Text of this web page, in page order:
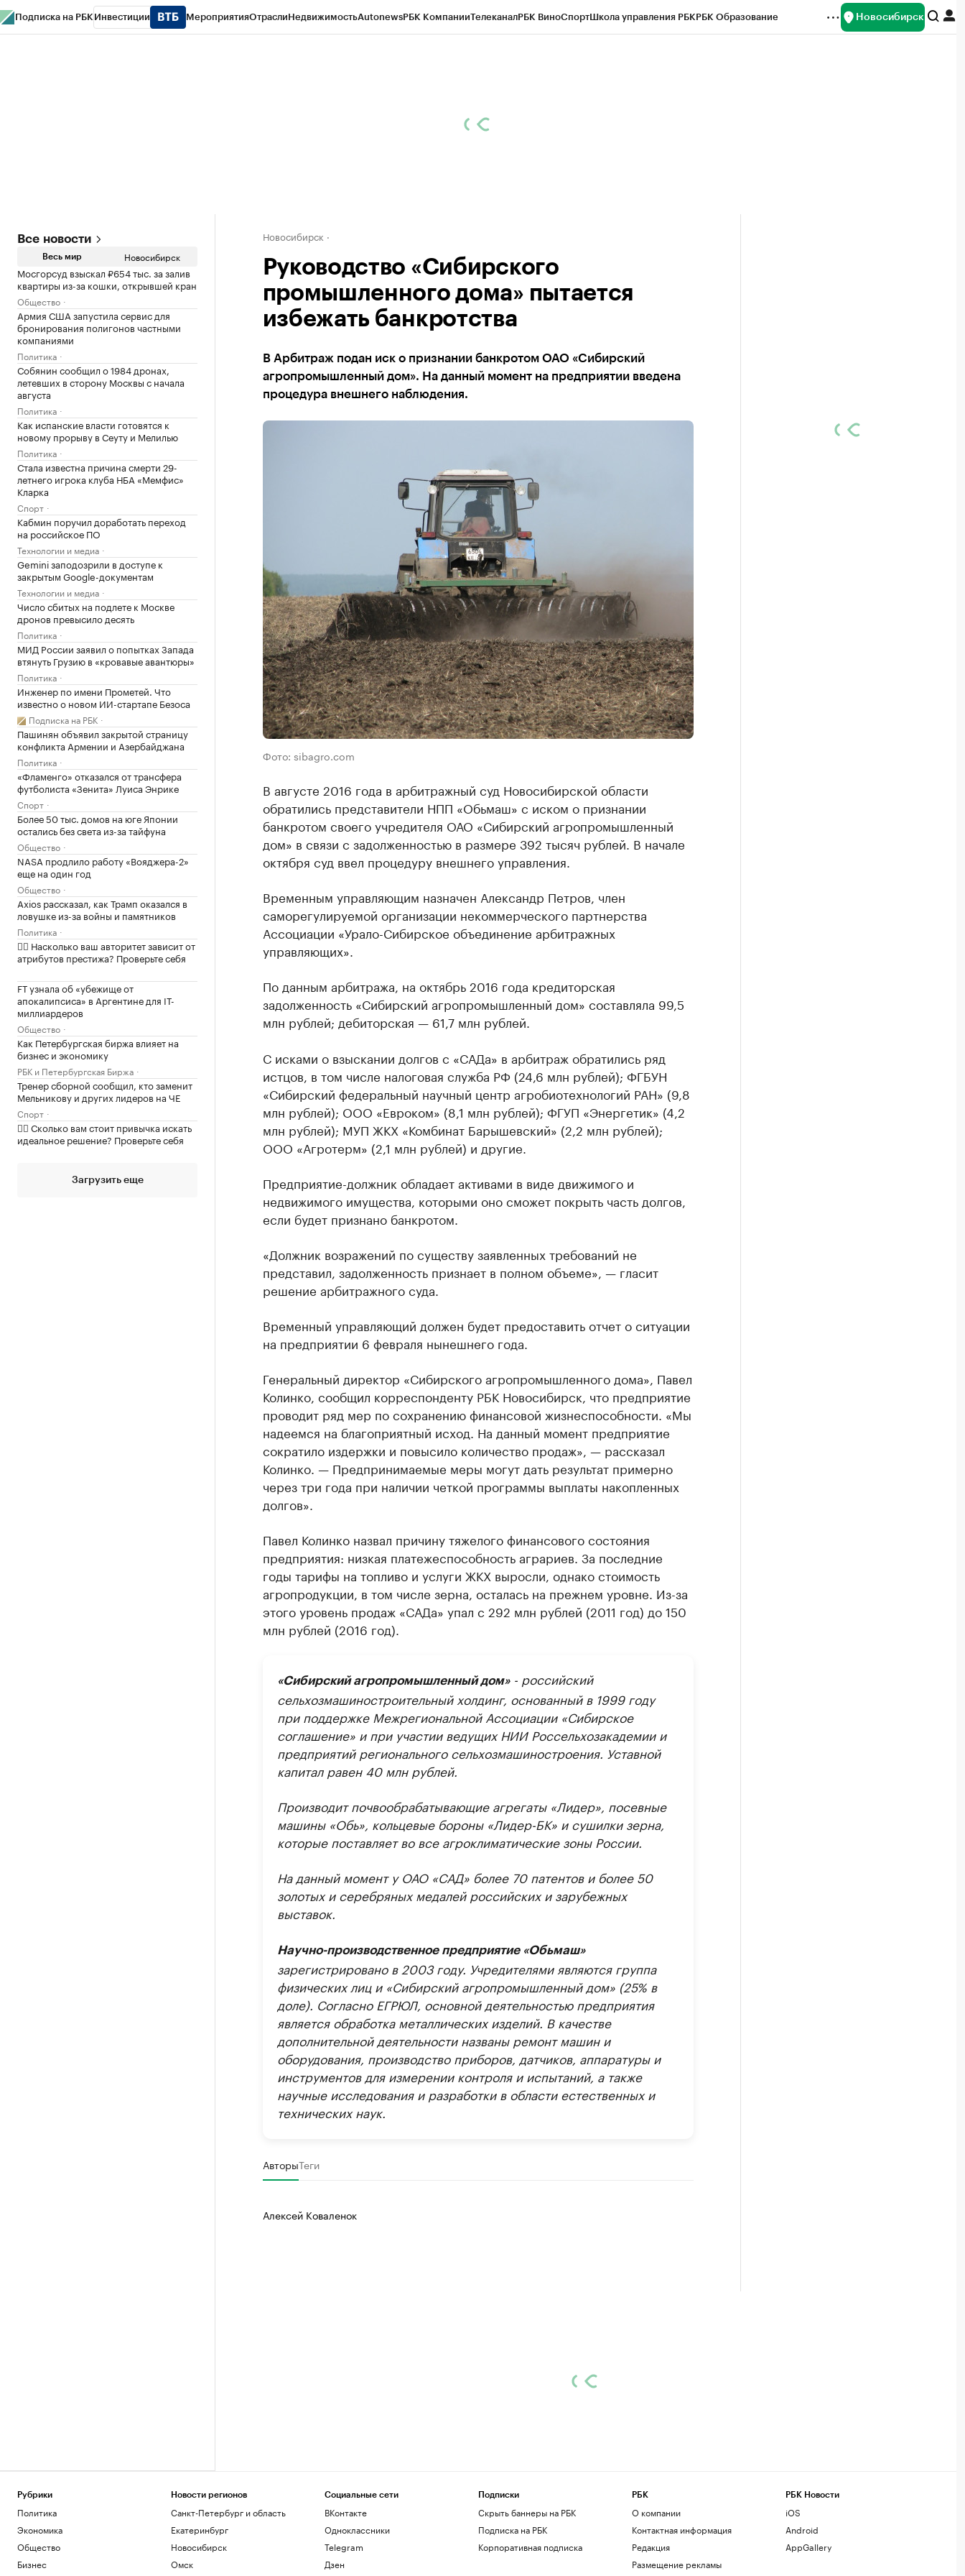
Подписка на РБК Инвестиции МероприятияОтраслиНедвижимостьAutonewsРБК КомпанииТелеканалРБК ВиноСпортШкола управления РБКРБК Образование Новосибирск
Все новости
Весь мир Новосибирск
Мосгорсуд взыскал ₽654 тыс. за залив
квартиры из-за кошки, открывшей кран
Общество
Армия США запустила сервис для
бронирования полигонов частными
компаниями
Политика
Собянин сообщил о 1984 дронах,
летевших в сторону Москвы с начала
августа
Политика
Как испанские власти готовятся к
новому прорыву в Сеуту и Мелилью
Политика
Стала известна причина смерти 29-
летнего игрока клуба НБА «Мемфис»
Кларка
Спорт
Кабмин поручил доработать переход
на российское ПО
Технологии и медиа
Gemini заподозрили в доступе к
закрытым Google-документам
Технологии и медиа
Число сбитых на подлете к Москве
дронов превысило десять
Политика
МИД России заявил о попытках Запада
втянуть Грузию в «кровавые авантюры»
Политика
Инженер по имени Прометей. Что
известно о новом ИИ-стартапе Безоса
Подписка на РБК
Пашинян объявил закрытой страницу
конфликта Армении и Азербайджана
Политика
«Фламенго» отказался от трансфера
футболиста «Зенита» Луиса Энрике
Спорт
Более 50 тыс. домов на юге Японии
остались без света из-за тайфуна
Общество
NASA продлило работу «Вояджера-2»
еще на один год
Общество
Axios рассказал, как Трамп оказался в
ловушке из-за войны и памятников
Политика
✍🏻 Насколько ваш авторитет зависит от
атрибутов престижа? Проверьте себя
FT узнала об «убежище от
апокалипсиса» в Аргентине для IT-
миллиардеров
Общество
Как Петербургская биржа влияет на
бизнес и экономику
РБК и Петербургская Биржа
Тренер сборной сообщил, кто заменит
Мельникову и других лидеров на ЧЕ
Спорт
✍🏻 Сколько вам стоит привычка искать
идеальное решение? Проверьте себя
Загрузить еще
Новосибирск
Руководство «Сибирского
промышленного дома» пытается
избежать банкротства
В Арбитраж подан иск о признании банкротом ОАО «Сибирский
агропромышленный дом». На данный момент на предприятии введена
процедура внешнего наблюдения.
Фото: sibagro.com
В августе 2016 года в арбитражный суд Новосибирской области
обратились представители НПП «Обьмаш» с иском о признании
банкротом своего учредителя ОАО «Сибирский агропромышленный
дом» в связи с задолженностью в размере 392 тысяч рублей. В начале
октября суд ввел процедуру внешнего управления.
Временным управляющим назначен Александр Петров, член
саморегулируемой организации некоммерческого партнерства
Ассоциации «Урало-Сибирское объединение арбитражных
управляющих».
По данным арбитража, на октябрь 2016 года кредиторская
задолженность «Сибирский агропромышленный дом» составляла 99,5
млн рублей; дебиторская — 61,7 млн рублей.
С исками о взыскании долгов с «САДа» в арбитраж обратились ряд
истцов, в том числе налоговая служба РФ (24,6 млн рублей); ФГБУН
«Сибирский федеральный научный центр агробиотехнологий РАН» (9,8
млн рублей); ООО «Евроком» (8,1 млн рублей); ФГУП «Энергетик» (4,2
млн рублей); МУП ЖКХ «Комбинат Барышевский» (2,2 млн рублей);
ООО «Агротерм» (2,1 млн рублей) и другие.
Предприятие-должник обладает активами в виде движимого и
недвижимого имущества, которыми оно сможет покрыть часть долгов,
если будет признано банкротом.
«Должник возражений по существу заявленных требований не
представил, задолженность признает в полном объеме», — гласит
решение арбитражного суда.
Временный управляющий должен будет предоставить отчет о ситуации
на предприятии 6 февраля нынешнего года.
Генеральный директор «Сибирского агропромышленного дома», Павел
Колинко, сообщил корреспонденту РБК Новосибирск, что предприятие
проводит ряд мер по сохранению финансовой жизнеспособности. «Мы
надеемся на благоприятный исход. На данный момент предприятие
сократило издержки и повысило количество продаж», — рассказал
Колинко. — Предпринимаемые меры могут дать результат примерно
через три года при наличии четкой программы выплаты накопленных
долгов».
Павел Колинко назвал причину тяжелого финансового состояния
предприятия: низкая платежеспособность аграриев. За последние
годы тарифы на топливо и услуги ЖКХ выросли, однако стоимость
агропродукции, в том числе зерна, осталась на прежнем уровне. Из-за
этого уровень продаж «САДа» упал с 292 млн рублей (2011 год) до 150
млн рублей (2016 год).
«Сибирский агропромышленный дом»- российский
сельхозмашиностроительный холдинг, основанный в 1999 году
при поддержке Межрегиональной Ассоциации «Сибирское
соглашение» и при участии ведущих НИИ Россельхозакадемии и
предприятий регионального сельхозмашиностроения. Уставной
капитал равен 40 млн рублей.
Производит почвообрабатывающие агрегаты «Лидер», посевные
машины «Обь», кольцевые бороны «Лидер-БК» и сушилки зерна,
которые поставляет во все агроклиматические зоны России.
На данный момент у ОАО «САД» более 70 патентов и более 50
золотых и серебряных медалей российских и зарубежных
выставок.
Научно-производственное предприятие «Обьмаш»
зарегистрировано в 2003 году. Учредителями являются группа
физических лиц и «Сибирский агропромышленный дом» (25% в
доле). Согласно ЕГРЮЛ, основной деятельностью предприятия
является обработка металлических изделий. В качестве
дополнительной деятельности названы ремонт машин и
оборудования, производство приборов, датчиков, аппаратуры и
инструментов для измерении контроля и испытаний, а также
научные исследования и разработки в области естественных и
технических наук.
АвторыТеги
Алексей Коваленок
Рубрики
Политика
Экономика
Общество
Бизнес
Новости регионов
Санкт-Петербург и область
Екатеринбург
Новосибирск
Омск
Социальные сети
ВКонтакте
Одноклассники
Telegram
Дзен
Подписки
Скрыть баннеры на РБК
Подписка на РБК
Корпоративная подписка
РБК
О компании
Контактная информация
Редакция
Размещение рекламы
РБК Новости
iOS
Android
AppGallery